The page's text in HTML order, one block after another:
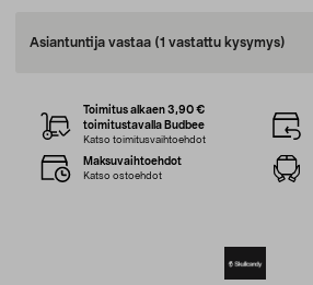
Asiantuntija vastaa (1 vastattu kysymys)
Toimitus alkaen 3,90 €
toimitustavalla Budbee
Katso toimitusvaihtoehdot
Maksuvaihtoehdot
Katso ostoehdot